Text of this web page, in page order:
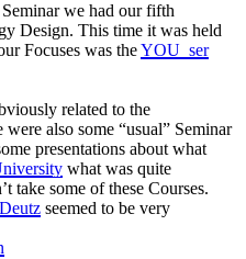
we had our fifth
Design. This time it was held
Focuses was theYOU_ser
related to the
were also some “usual” Seminar
presentations about what
what was quite
take some of these Courses.
seemed to be very